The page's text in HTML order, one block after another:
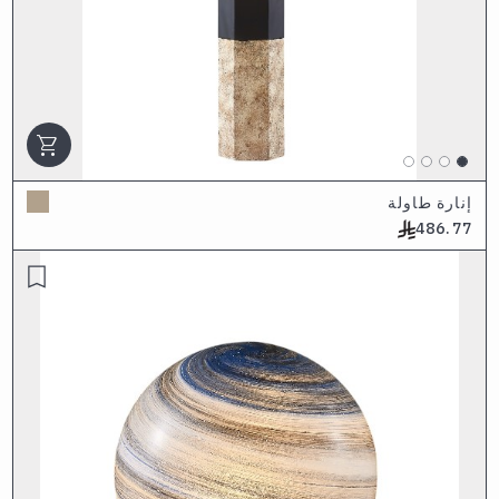
shopping_cart
إنارة طاولة
486.77